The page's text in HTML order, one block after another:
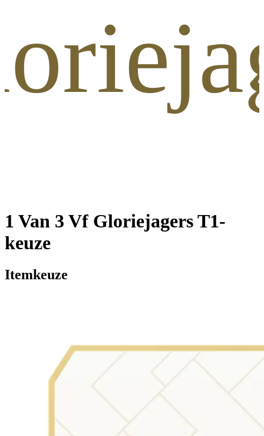
1 Van 3 Vf Gloriejagers T1-
keuze
Itemkeuze